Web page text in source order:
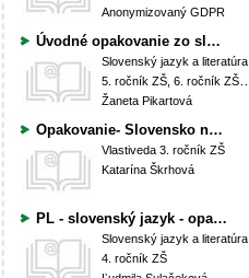
Anonymizovaný GDPR
Úvodné opakovanie zo slovenského jazyka a literatúry v VI. ročníku
Slovenský jazyk a literatúra
5. ročník ZŠ, 6. ročník ZŠ (Prima OG)
Žaneta Pikartová
Opakovanie- Slovensko na mape, Pohoria na mape Slovenska, Nížiny na mape Slovenska, Vodstvo na mape Slovenska
Vlastiveda 3. ročník ZŠ
Katarína Škrhová
PL - slovenský jazyk - opakovanie
Slovenský jazyk a literatúra
4. ročník ZŠ